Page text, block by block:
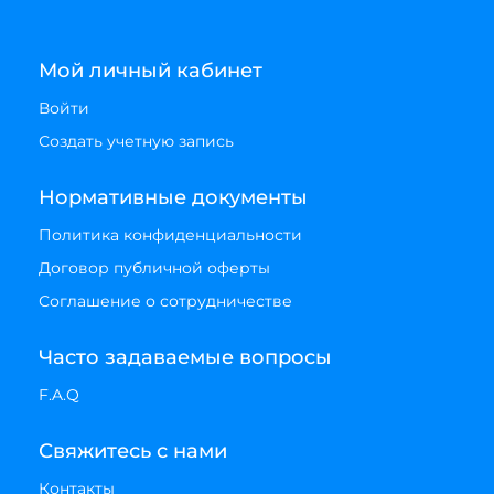
Мой личный кабинет
Войти
Создать учетную запись
Нормативные документы
Политика конфиденциальности
Договор публичной оферты
Соглашение о сотрудничестве
Часто задаваемые вопросы
F.A.Q
Свяжитесь с нами
Контакты